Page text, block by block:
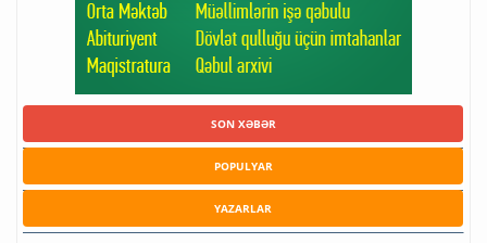
SON XƏBƏR
POPULYAR
YAZARLAR